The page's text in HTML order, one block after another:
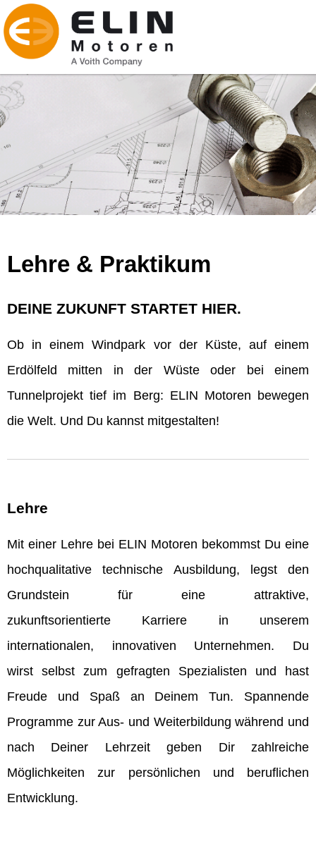
Lehre & Praktikum
DEINE ZUKUNFT STARTET HIER.
Ob in einem Windpark vor der Küste, auf einem
Erdölfeld mitten in der Wüste oder bei einem
Tunnelprojekt tief im Berg: ELIN Motoren bewegen
die Welt. Und Du kannst mitgestalten!
Lehre
Mit einer Lehre bei ELIN Motoren bekommst Du eine
hochqualitative technische Ausbildung, legst den
Grundstein für eine attraktive,
zukunftsorientierte Karriere in unserem
internationalen, innovativen Unternehmen. Du
wirst selbst zum gefragten Spezialisten und hast
Freude und Spaß an Deinem Tun. Spannende
Programme zur Aus- und Weiterbildung während und
nach Deiner Lehrzeit geben Dir zahlreiche
Möglichkeiten zur persönlichen und beruflichen
Entwicklung.